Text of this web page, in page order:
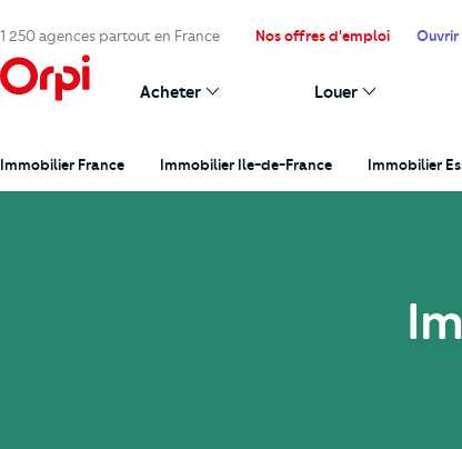
1 250 agences partout en France Nos offres d'emploi Ouvrir
Acheter Louer
Immobilier France Immobilier Ile-de-France Immobilier